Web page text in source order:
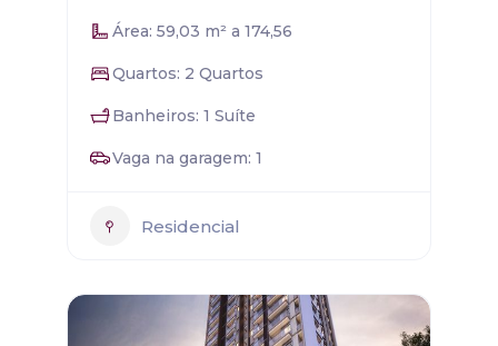
Área: 59,03 m² a 174,56
Quartos: 2 Quartos
Banheiros: 1 Suíte
Vaga na garagem: 1
Residencial